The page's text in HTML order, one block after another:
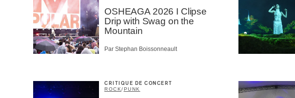
OSHEAGA 2026 I Clipse
Drip with Swag on the
Mountain
Par Stephan Boissonneault
CRITIQUE DE CONCERT
ROCK/PUNK